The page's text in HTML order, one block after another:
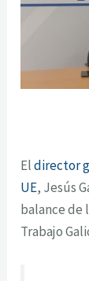
Eldirector
UE, Jesús
balance de
Trabajo